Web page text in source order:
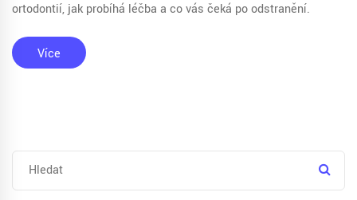
ortodontií, jak probíhá léčba a co vás čeká po odstranění.
Více